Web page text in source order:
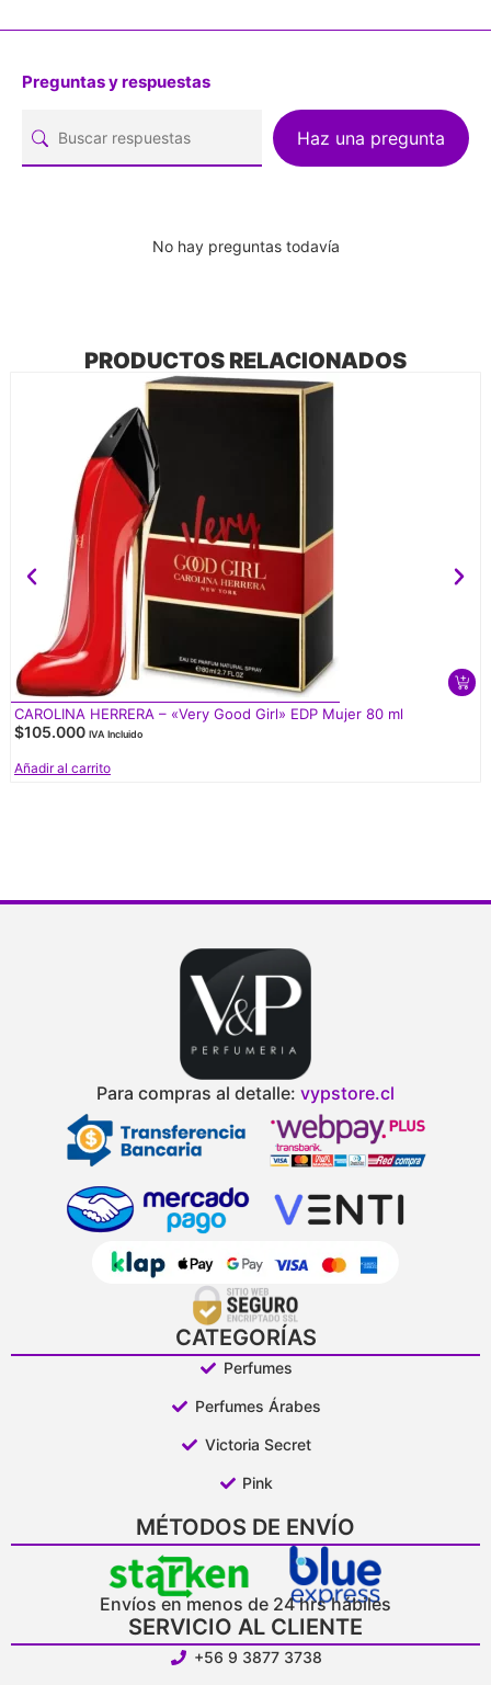
Preguntas y respuestas
Haz una pregunta
No hay preguntas todavía
PRODUCTOS RELACIONADOS
CAROLINA HERRERA – «Very Good Girl» EDP Mujer 80 ml
$105.000 IVA Incluido
Añadir al carrito
Para compras al detalle: vypstore.cl
CATEGORÍAS
Perfumes
Perfumes Árabes
Victoria Secret
Pink
MÉTODOS DE ENVÍO
Envíos en menos de 24 hrs hábiles
SERVICIO AL CLIENTE
+56 9 3877 3738